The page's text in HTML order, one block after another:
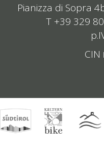
Pianizza di Sopra
T +39 329
CIN